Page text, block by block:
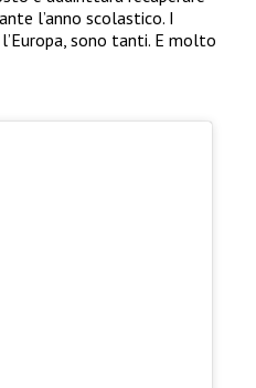
l’anno scolastico. I
sono tanti. E molto